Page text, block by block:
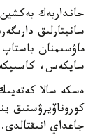
جانداربەك
ماۋسىمنان
سايكەس،
ەسكە سالا
جاعداي انىقتالدى.